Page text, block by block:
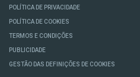
POLÍTICA DE PRIVACIDADE
POLÍTICA DE COOKIES
TERMOS E CONDIÇÕES
PUBLICIDADE
GESTÃO DAS DEFINIÇÕES DE COOKIES